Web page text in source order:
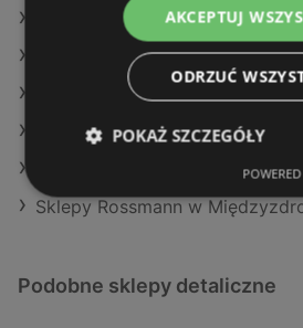
Oferty Drogeria Jasmin
Aktualne gazetki Drogeria
Aktualne gazetki Natura
Aktualne gazetki Super-Pharm
Sklepy Rossmann w
Podobne sklepy detaliczne
AKCEPTUJ
ODRZUĆ
POKAŻ SZCZEGÓŁY